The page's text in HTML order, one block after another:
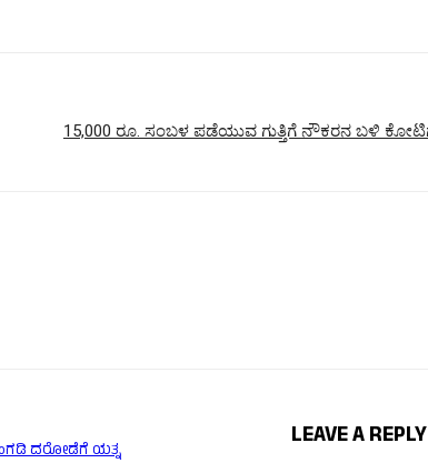
15,000 ರೂ. ಸಂಬಳ ಪಡೆಯುವ ಗುತ್ತಿಗೆ ನೌಕರನ ಬಳಿ
ದರೋಡೆಗೆ ಯತ್ನ LEAVE A REPLY